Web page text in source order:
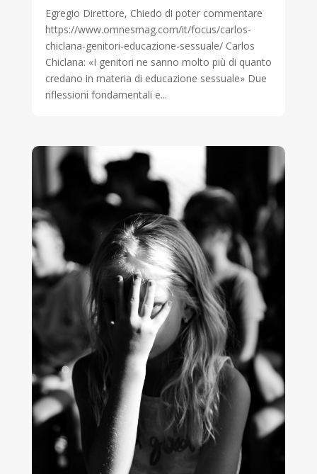
Egregio Direttore, Chiedo di poter commentare
https://www.omnesmag.com/it/focus/carlos-
chiclana-genitori-educazione-sessuale/ Carlos
Chiclana: «I genitori ne sanno molto più di quanto
credano in materia di educazione sessuale» Due
riflessioni fondamentali e...